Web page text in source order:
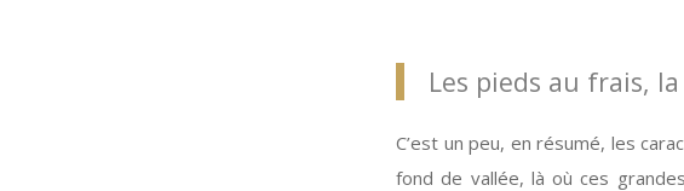
Les pieds au frais,
C’est un peu, en résumé, les
fond de vallée, là où ces